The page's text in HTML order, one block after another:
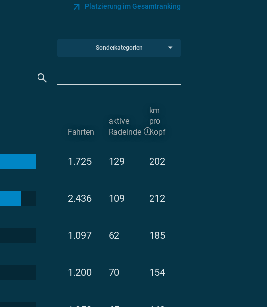
Platzierung im Gesamtranking
Sonderkategorien
Fahrten
aktive
Radelnde
km
pro
Kopf
1.725 129 202
2.436 109 212
1.097 62 185
1.200 70 154